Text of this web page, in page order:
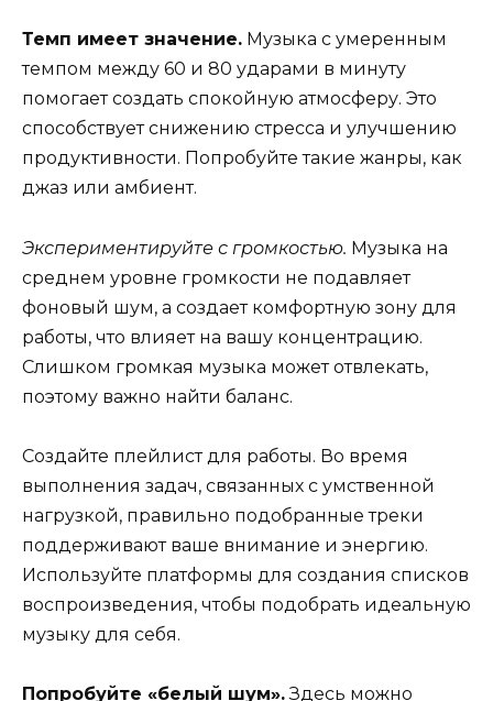
Темп имеет значение. Музыка с умеренным
темпом между 60 и 80 ударами в минуту
помогает создать спокойную атмосферу. Это
способствует снижению стресса и улучшению
продуктивности. Попробуйте такие жанры, как
джаз или амбиент.
Экспериментируйте с громкостью. Музыка на
среднем уровне громкости не подавляет
фоновый шум, а создает комфортную зону для
работы, что влияет на вашу концентрацию.
Слишком громкая музыка может отвлекать,
поэтому важно найти баланс.
Создайте плейлист для работы. Во время
выполнения задач, связанных с умственной
нагрузкой, правильно подобранные треки
поддерживают ваше внимание и энергию.
Используйте платформы для создания списков
воспроизведения, чтобы подобрать идеальную
музыку для себя.
Попробуйте «белый шум».Здесь можно